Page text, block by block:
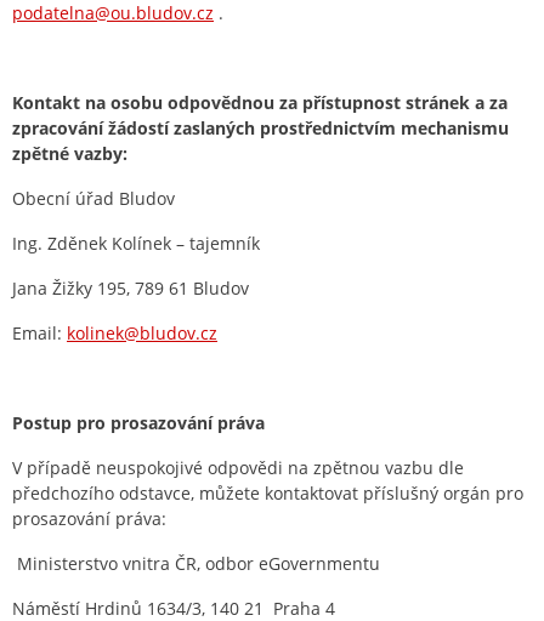
podatelna@ou.bludov.cz .
Kontakt na osobu odpovědnou za přístupnost stránek a za
zpracování žádostí zaslaných prostřednictvím mechanismu
zpětné vazby:
Obecní úřad Bludov
Ing. Zděnek Kolínek – tajemník
Jana Žižky 195, 789 61 Bludov
Email: kolinek@bludov.cz
Postup pro prosazování práva
V případě neuspokojivé odpovědi na zpětnou vazbu dle
předchozího odstavce, můžete kontaktovat příslušný orgán pro
prosazování práva:
Ministerstvo vnitra ČR, odbor eGovernmentu
Náměstí Hrdinů 1634/3, 140 21 Praha 4